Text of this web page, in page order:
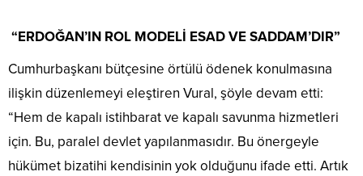
“ERDOĞAN’IN ROL MODELİ ESAD VE SADDAM’DIR”
Cumhurbaşkanı bütçesine örtülü ödenek konulmasına
ilişkin düzenlemeyi eleştiren Vural, şöyle devam etti:
“Hem de kapalı istihbarat ve kapalı savunma hizmetleri
için. Bu, paralel devlet yapılanmasıdır. Bu önergeyle
hükümet bizatihi kendisinin yok olduğunu ifade etti. Artık